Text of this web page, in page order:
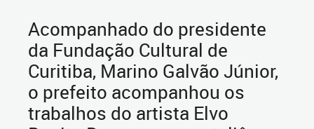
Acompanhado do presidente
da Fundação Cultural de
Curitiba, Marino Galvão Júnior,
o prefeito acompanhou os
trabalhos do artista Elvo